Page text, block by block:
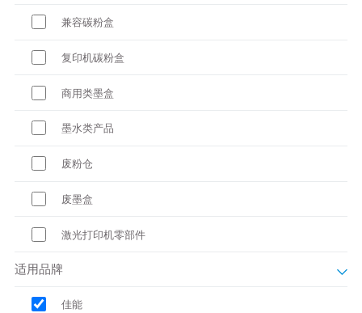
兼容碳粉盒
复印机碳粉盒
商用类墨盒
墨水类产品
废粉仓
废墨盒
激光打印机零部件
适用品牌
佳能